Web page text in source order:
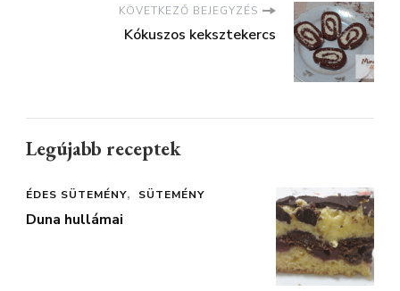
KÖVETKEZŐ BEJEGYZÉS
Kókuszos keksztekercs
Legújabb receptek
ÉDES SÜTEMÉNY SÜTEMÉNY
Duna hullámai